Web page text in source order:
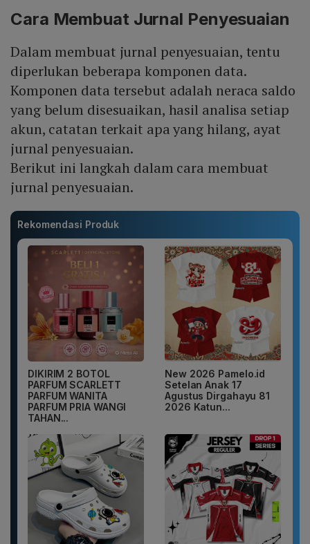
Cara Membuat Jurnal Penyesuaian
Dalam membuat jurnal penyesuaian, tentu
diperlukan beberapa komponen data.
Komponen data tersebut adalah neraca saldo
yang belum disesuaikan, hasil analisa setiap
akun, catatan terkait apa yang hilang, ayat
jurnal penyesuaian.
Berikut ini langkah dalam cara membuat
jurnal penyesuaian.
Rekomendasi Produk
DIKIRIM 2 BOTOL
PARFUM SCARLETT
PARFUM WANITA
PARFUM PRIA WANGI
TAHAN...
New 2026 Pamelo.id
Setelan Anak 17
Agustus Dirgahayu 81
2026 Katun...